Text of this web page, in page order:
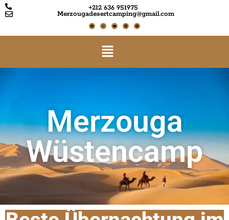
+212 636 951975
Merzougadesertcamping@gmail.com
Merzouga
Wüstencamp